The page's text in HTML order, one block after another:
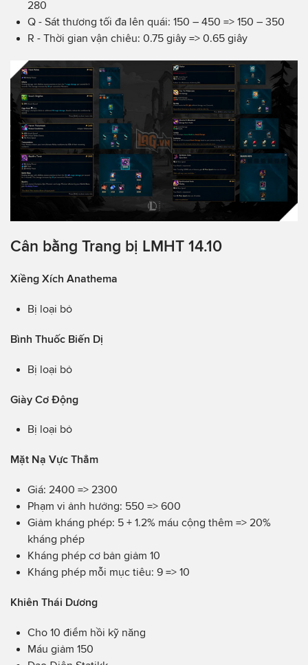
280
Q - Sát thương tối đa lên quái: 150 – 450 => 150 – 350
R - Thời gian vận chiêu: 0.75 giây => 0.65 giây
Cân bằng Trang bị LMHT 14.10
Xiềng Xích Anathema
Bị loại bỏ
Bình Thuốc Biến Dị
Bị loại bỏ
Giày Cơ Động
Bị loại bỏ
Mặt Nạ Vực Thẳm
Giá: 2400 => 2300
Phạm vi ảnh hưởng: 550 => 600
Giảm kháng phép: 5 + 1.2% máu cộng thêm => 20%
kháng phép
Kháng phép cơ bản giảm 10
Kháng phép mỗi mục tiêu: 9 => 10
Khiên Thái Dương
Cho 10 điểm hồi kỹ năng
Máu giảm 150